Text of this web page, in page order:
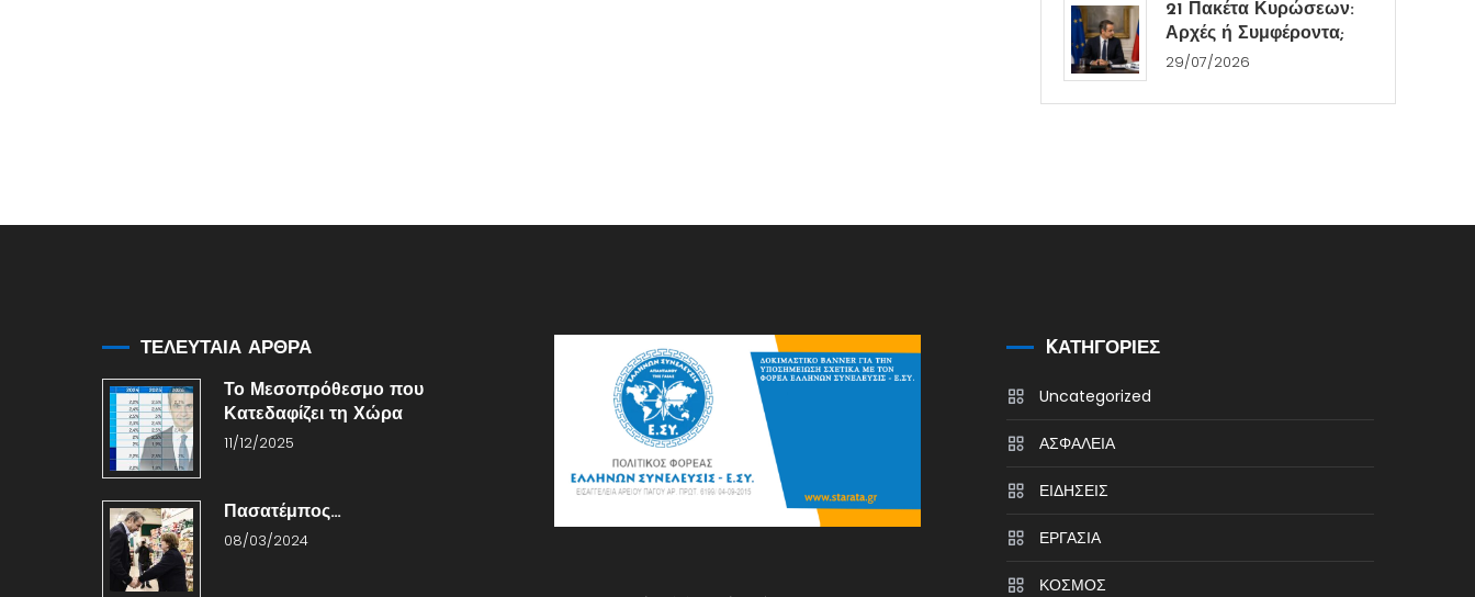
21 Πακέτα Κυρώσεων:
Αρχές ή Συμφέροντα;
29/07/2026
ΤΕΛΕΥΤΑΙΑ ΑΡΘΡΑ
Το Μεσοπρόθεσμο που
Κατεδαφίζει τη Χώρα
11/12/2025
Πασατέμπος…
08/03/2024
KΑΤΗΓΟΡΊΕΣ
Uncategorized
ΑΣΦΑΛΕΙΑ
ΕΙΔΗΣΕΙΣ
ΕΡΓΑΣΙΑ
ΚΟΣΜΟΣ